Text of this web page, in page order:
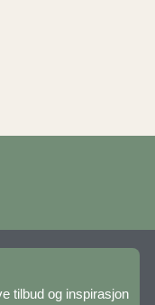
tilbud og inspirasjon